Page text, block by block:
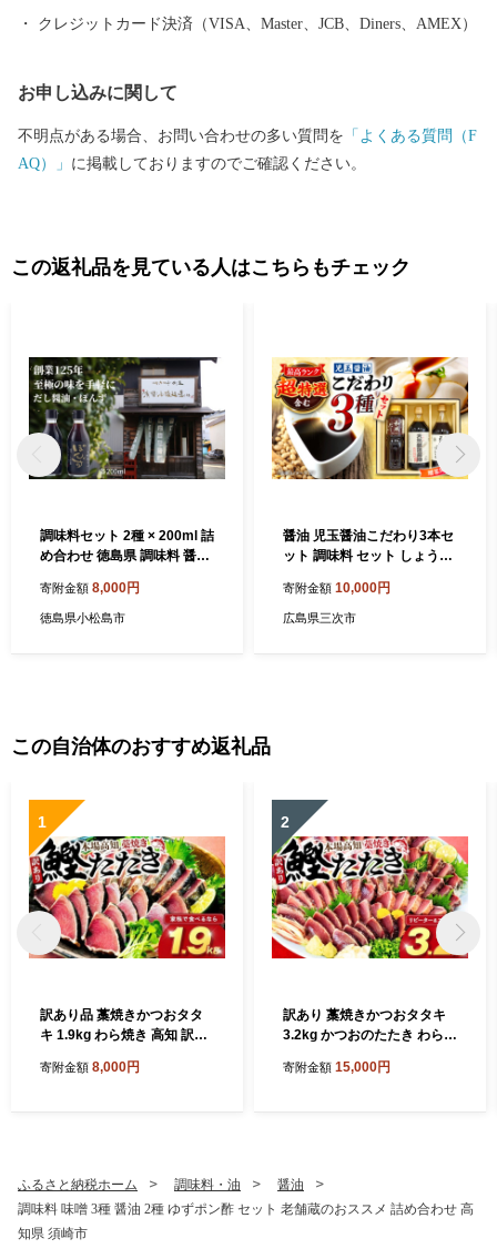
クレジットカード決済（VISA、Master、JCB、Diners、AMEX）
お申し込みに関して
不明点がある場合、お問い合わせの多い質問を 「よくある質問（F
AQ）」 に掲載しておりますのでご確認ください。
この返礼品を見ている人はこちらもチェック
調味料セット 2種 × 200ml 詰
め合わせ 徳島県 調味料 醤油
プレゼント
寄附金額 8,000円
徳島県小松島市
醤油 児玉醤油こだわり3本セ
ット 調味料 セット しょうゆ
三次市/児玉醤油 [APAM002]
寄附金額 10,000円
広島県三次市
この自治体のおすすめ返礼品
1
訳あり品 藁焼きかつおタタ
キ 1.9kg わら焼き 高知 訳あ
凍 真空 小分け 個包装 おつま
寄附金額 8,000円
2
訳あり 藁焼きかつおタタキ
3.2kg かつおのたたき わら焼
真空 小分け 個包装 おつまみ
寄附金額 15,000円
ふるさと納税ホーム 調味料・油
醤油
調味料 味噌 3種 醤油 2種 ゆずポン酢 セット 老舗蔵のおススメ 詰め合わせ 高
知県 須崎市